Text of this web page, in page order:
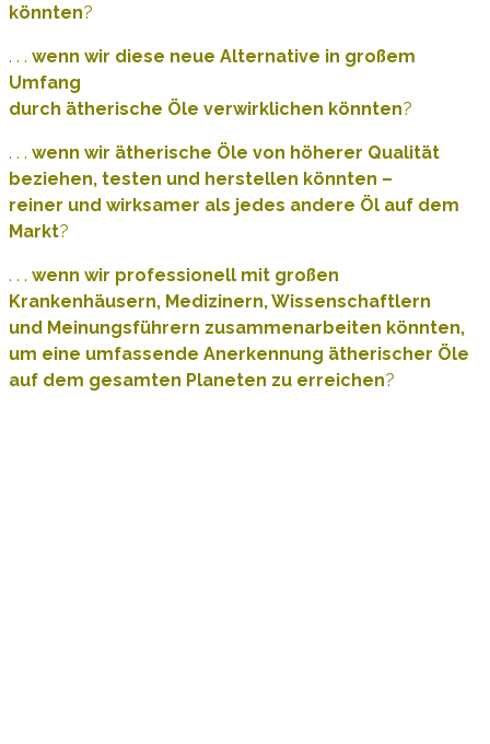
könnten?
. . . wenn wir diese neue Alternative in großem
Umfang
durch ätherische Öle verwirklichen könnten?
. . . wenn wir ätherische Öle von höherer Qualität
beziehen, testen und herstellen könnten –
reiner und wirksamer als jedes andere Öl auf dem
Markt?
. . . wenn wir professionell mit großen
Krankenhäusern, Medizinern, Wissenschaftlern
und Meinungsführern zusammenarbeiten könnten,
um eine umfassende Anerkennung ätherischer Öle
auf dem gesamten Planeten zu erreichen?